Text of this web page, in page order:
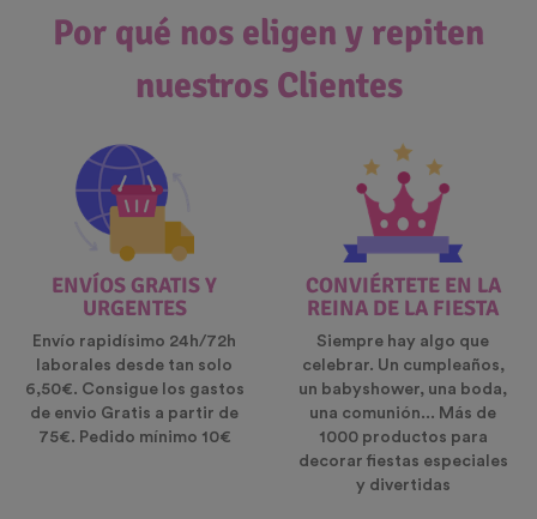
Por qué nos eligen y repiten
nuestros Clientes
ENVÍOS GRATIS Y
URGENTES
Envío rapidísimo 24h/72h
laborales desde tan solo
6,50€. Consigue los gastos
de envio Gratis a partir de
75€. Pedido mínimo 10€
CONVIÉRTETE EN LA
REINA DE LA FIESTA
Siempre hay algo que
celebrar. Un cumpleaños,
un babyshower, una boda,
una comunión... Más de
1000 productos para
decorar fiestas especiales
y divertidas